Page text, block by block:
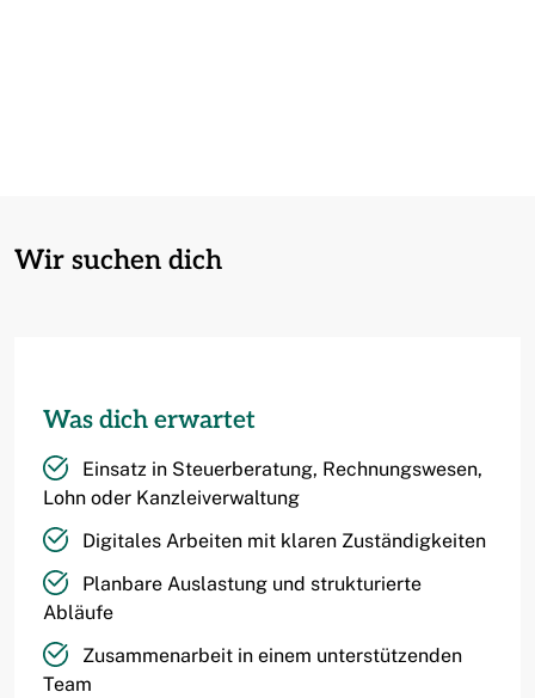
Wir suchen dich
Was dich erwartet
Einsatz in Steuerberatung, Rechnungswesen,
Lohn oder Kanzleiverwaltung
Digitales Arbeiten mit klaren Zuständigkeiten
Planbare Auslastung und strukturierte
Abläufe
Zusammenarbeit in einem unterstützenden
Team